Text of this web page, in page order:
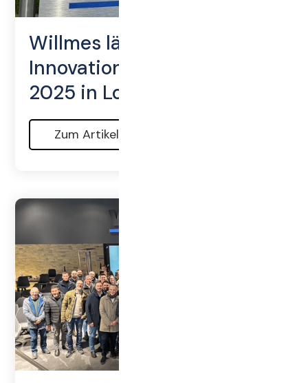
Willmes lädt ein:
Innovationstag am 17. Mai
2025 in Lorsch
Zum Artikel